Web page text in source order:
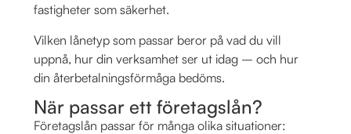
fastigheter som säkerhet.
Vilken lånetyp som passar beror på vad du vill
uppnå, hur din verksamhet ser ut idag – och hur
din återbetalningsförmåga bedöms.
När passar ett företagslån?
Företagslån passar för många olika situationer: